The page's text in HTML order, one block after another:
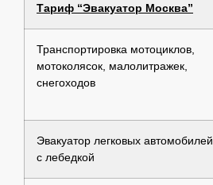
Тариф “Эвакуатор Москва”
Транспортировка мотоциклов,
мотоколясок, малолитражек,
снегоходов
Эвакуатор легковых автомобилей
с лебедкой